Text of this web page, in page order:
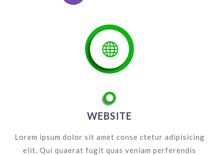

WEBSITE
Lorem ipsum dolor sit amet conse ctetur adipisicing
elit. Qui quaerat fugit quas veniam perferendis